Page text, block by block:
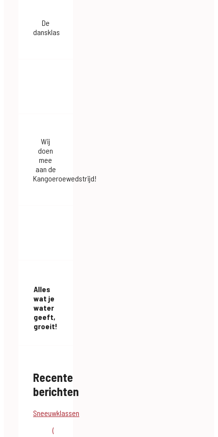
De
dansklas
Wij
doen
mee
aan de
Kangoeroewedstrijd!
Alles
wat je
water
geeft,
groeit!
Recente
berichten
Sneeuwklassen
(